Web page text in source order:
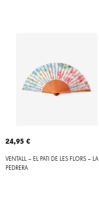
24,95 €
VENTALL – EL PATI DE LES FLORS – LA
PEDRERA